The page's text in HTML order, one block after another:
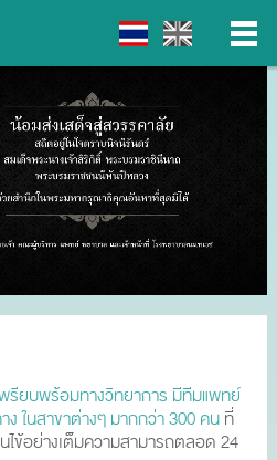
รียบพร้อมทางวิทยาการ มีทีมแพทย์
ง ในสาขาต่างๆ มากกว่า 300 คน ที่
ไข้อย่างเต็มความสามารถตลอด 24